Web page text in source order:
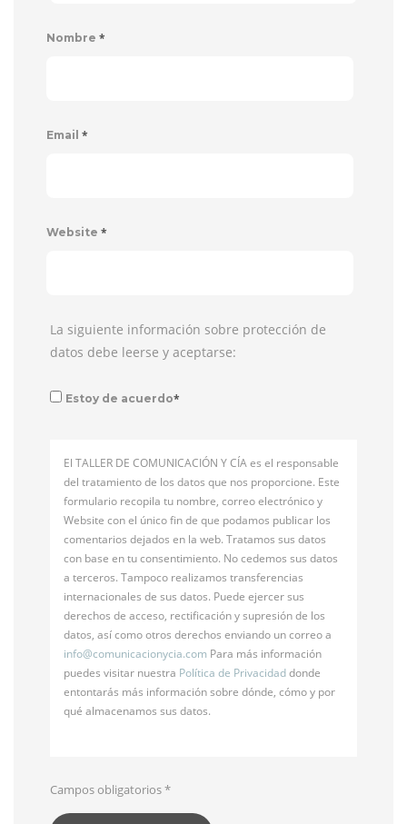
Nombre *
Email *
Website *
La siguiente información sobre protección de
datos debe leerse y aceptarse:
Estoy de acuerdo*
El TALLER DE COMUNICACIÓN Y CÍA es el responsable
del tratamiento de los datos que nos proporcione. Este
formulario recopila tu nombre, correo electrónico y
Website con el único fin de que podamos publicar los
comentarios dejados en la web. Tratamos sus datos
con base en tu consentimiento. No cedemos sus datos
a terceros. Tampoco realizamos transferencias
internacionales de sus datos. Puede ejercer sus
derechos de acceso, rectificación y supresión de los
datos, así como otros derechos enviando un correo a
info@comunicacionycia.com Para más información
puedes visitar nuestra Política de Privacidaddonde
entontarás más información sobre dónde, cómo y por
qué almacenamos sus datos.
Campos obligatorios*